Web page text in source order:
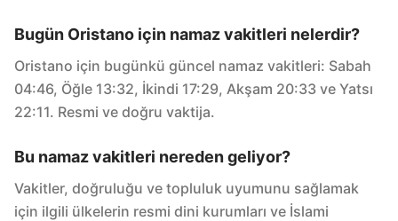
Bugün Oristano için namaz vakitleri nelerdir?
Oristano için bugünkü güncel namaz vakitleri: Sabah
04:46, Öğle 13:32, İkindi 17:29, Akşam 20:33 ve Yatsı
22:11. Resmi ve doğru vaktija.
Bu namaz vakitleri nereden geliyor?
Vakitler, doğruluğu ve topluluk uyumunu sağlamak
için ilgili ülkelerin resmi dini kurumları ve İslami